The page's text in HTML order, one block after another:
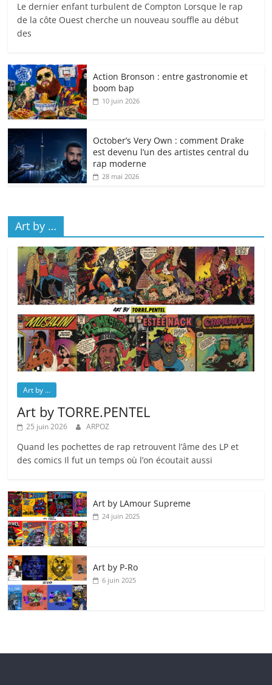
Le dernier enfant turbulent de Compton Lorsque le rap
de la côte Ouest cherche un nouveau souffle au début
des
Action Bronson : entre gastronomie et
boom bap
10 juin 2026
October’s Very Own : comment Drake
est devenu l’un des artistes central du
rap moderne
28 mai 2026
Art by …
Art by ...
Art by TORRE.PENTEL
25 juin 2026 ARPOZ
Quand les pochettes de rap retrouvent l’âme des LP et
des comics Il fut un temps où l’on écoutait aussi
Art by LAmour Supreme
24 juin 2025
Art by P‑Ro
6 juin 2025